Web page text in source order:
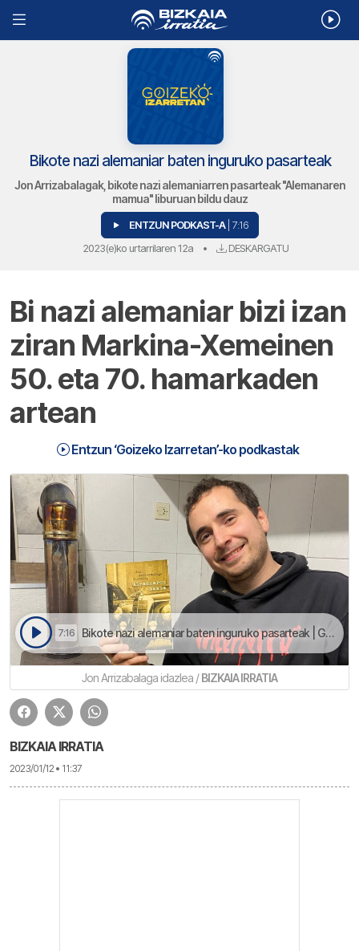
Bikote nazi alemaniar baten inguruko pasarteak
Jon Arrizabalagak, bikote nazi alemaniarren pasarteak "Alemanaren
mamua" liburuan bildu dauz
ENTZUN PODKAST-A | 7:16
2023(e)ko urtarrilaren 12a • DESKARGATU
Bi nazi alemaniar bizi izan
ziran Markina-Xemeinen
50. eta 70. hamarkaden
artean
Entzun ‘Goizeko Izarretan’-ko podkastak
7:16 Bikote nazi alemaniar baten inguruko pasarteak | Goizeko Izarretan
Jon Arrizabalaga idazlea /BIZKAIA IRRATIA
BIZKAIA IRRATIA
2023/01/12 • 11:37